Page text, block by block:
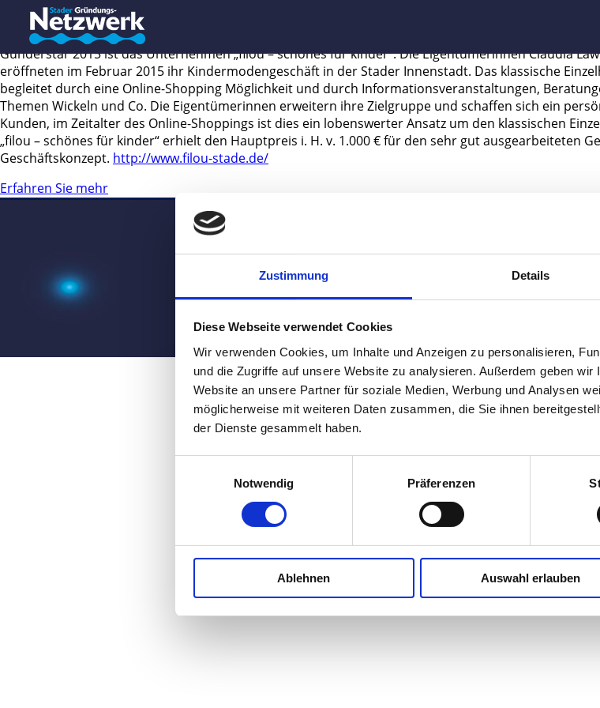
Zustimmung Details
Diese Webseite verwendet Cookies
Wir verwenden Cookies, um Inhalte und Anzeigen zu personalisieren,
und die Zugriffe auf unsere Website zu analysieren. Außerdem geben
Website an unsere Partner für soziale Medien, Werbung und Analysen
möglicherweise mit weiteren Daten zusammen, die Sie ihnen
der Dienste gesammelt haben.
Notwendig
Präferenzen
Ablehnen Auswahl erlauben
GRÜNDERPREIS „GRÜNDERSTAR 2015“ VERGEBEN
Günderstar 2015 ist das Unternehmen „filou – schönes für kinder“. Die Eigentümerinnen Claudia
eröffneten im Februar 2015 ihr Kindermodengeschäft in der Stader Innenstadt. Das klassische
begleitet durch eine Online-Shopping Möglichkeit und durch Informationsveranstaltungen,
Themen Wickeln und Co. Die Eigentümerinnen erweitern ihre Zielgruppe und schaffen sich ein
Kunden, im Zeitalter des Online-Shoppings ist dies ein lobenswerter Ansatz um den klassischen
„filou – schönes für kinder“ erhielt den Hauptpreis i. H. v. 1.000 € für den sehr gut ausgearbeiteten
Geschäftskonzept. http://www.filou-stade.de/
Erfahren Sie mehr
Stade GmbH
Große Schmiedestraße 6